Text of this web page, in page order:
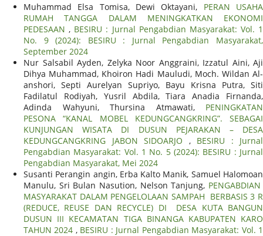
Muhammad Elsa Tomisa, Dewi Oktayani, PERAN USAHA
RUMAH TANGGA DALAM MENINGKATKAN EKONOMI
PEDESAAN , BESIRU : Jurnal Pengabdian Masyarakat: Vol. 1
No. 9 (2024): BESIRU : Jurnal Pengabdian Masyarakat,
September 2024
Nur Salsabil Ayden, Zelyka Noor Anggraini, Izzatul Aini, Aji
Dihya Muhammad, Khoiron Hadi Mauludi, Moch. Wildan Al-
anshori, Septi Aurelyan Supriyo, Bayu Krisna Putra, Siti
Fadilatul Rodiyah, Yusril Abdila, Tiara Anadia Firnanda,
Adinda Wahyuni, Thursina Atmawati, PENINGKATAN
PESONA “KANAL MOBEL KEDUNGCANGKRING”. SEBAGAI
KUNJUNGAN WISATA DI DUSUN PEJARAKAN – DESA
KEDUNGCANGKRING JABON SIDOARJO , BESIRU : Jurnal
Pengabdian Masyarakat: Vol. 1 No. 5 (2024): BESIRU : Jurnal
Pengabdian Masyarakat, Mei 2024
Susanti Perangin angin, Erba Kalto Manik, Samuel Halomoan
Manulu, Sri Bulan Nasution, Nelson Tanjung, PENGABDIAN
MASYARAKAT DALAM PENGELOLAAN SAMPAH BERBASIS 3 R
(REDUCE, REUSE DAN RECYCLE) DI DESA KUTA BANGUN
DUSUN III KECAMATAN TIGA BINANGA KABUPATEN KARO
TAHUN 2024 , BESIRU : Jurnal Pengabdian Masyarakat: Vol. 1